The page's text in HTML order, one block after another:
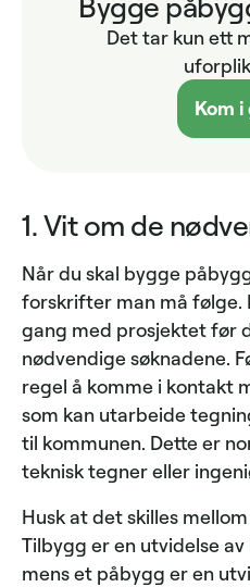
Det tar kun ett
Kom i
1. Vit om de
Når du skal bygge
forskrifter man må følge.
gang med prosjektet før
nødvendige søknadene.
regel å komme i kontakt
som kan utarbeide
til kommunen. Dette er
teknisk tegner eller
Husk at det skilles
Tilbygg er en utvidelse
mens et påbygg er en